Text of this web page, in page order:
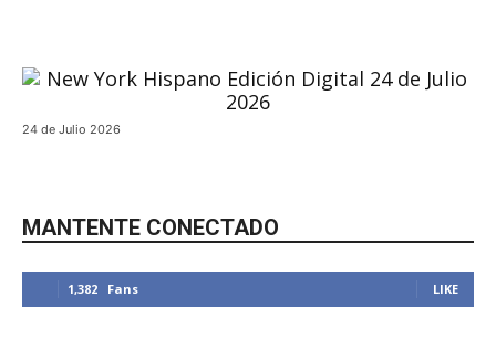
24 de Julio 2026
MANTENTE CONECTADO
1,382 Fans LIKE